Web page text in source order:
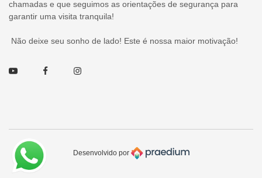
chamadas e que seguimos as orientações de segurança para
garantir uma visita tranquila!
Não deixe seu sonho de lado! Este é nossa maior motivação!
Youtube FacebookInstagram
Desenvolvido por